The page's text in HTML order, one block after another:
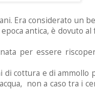
Era considerato un
antica, è dovuto
per essere
cottura e di ammollo
non a caso tra i